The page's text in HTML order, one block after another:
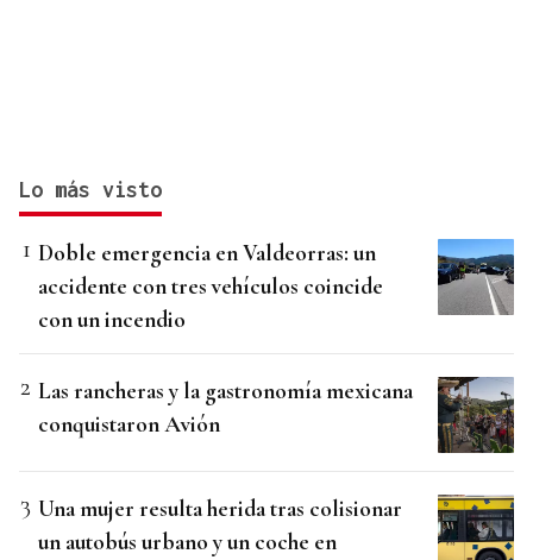
Lo más visto
Doble emergencia en Valdeorras: un
accidente con tres vehículos coincide
con un incendio
Las rancheras y la gastronomía mexicana
conquistaron Avión
Una mujer resulta herida tras colisionar
un autobús urbano y un coche en